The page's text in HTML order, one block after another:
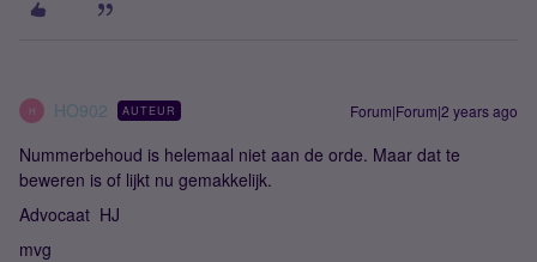
H HO902 AUTEUR Forum|Forum|2 years ago
Nummerbehoud is helemaal niet aan de orde. Maar dat te
beweren is of lijkt nu gemakkelijk.
Advocaat HJ
mvg